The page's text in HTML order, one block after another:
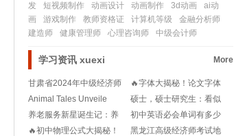
发
短视频制作 动画设计 动画制作 3d动画
ai动
画
游戏制作 教师资格证 计算机等级
金融分析师
建造师
健康管理师 心理咨询师 中级会计师
学习资讯 xuexi More
甘肃省2024年中级经济师
报名时间是什么
🔥字体大揭秘！论文字体
格式要求与尺寸选择
Animal Tales Unveile
硕士，硕士研究生：看似
一字之差，实则深藏
养老服务新星诞生记：养
老护理员证书获取全
初中英语必会单词有多少
🧐哪些是考试核心词
🔥初中物理公式大揭秘！
黑龙江高级经济师考试地